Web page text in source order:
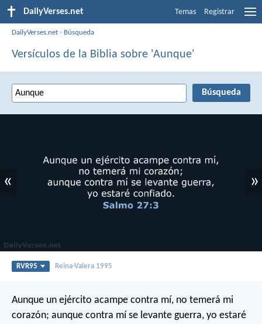
DailyVerses.net Temas Registrar
DailyVerses.net › Búsqueda
Versículos de la Biblia sobre 'Aunque'
« »
RVR95 Reina-Valera 1995
Aunque un ejército acampe contra mí, no temerá mi
corazón; aunque contra mí se levante guerra, yo estaré